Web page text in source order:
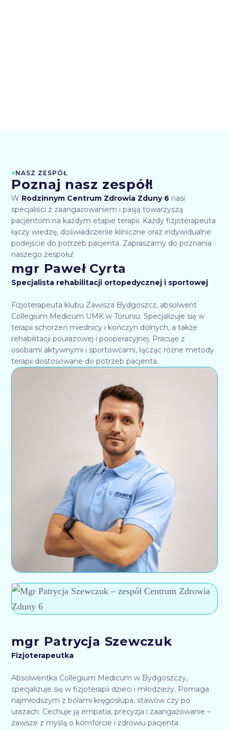
+NASZ ZESPÓŁ
Poznaj nasz zespół!
W Rodzinnym Centrum Zdrowia Zduny 6 nasi
specjaliści z zaangażowaniem i pasją towarzyszą
pacjentom na każdym etapie terapii. Każdy fizjoterapeuta
łączy wiedzę, doświadczenie kliniczne oraz indywidualne
podejście do potrzeb pacjenta. Zapraszamy do poznania
naszego zespołu!
mgr Paweł Cyrta
Specjalista rehabilitacji ortopedycznej i sportowej
Fizjoterapeuta klubu Zawisza Bydgoszcz, absolwent
Collegium Medicum UMK w Toruniu. Specjalizuje się w
terapii schorzeń miednicy i kończyn dolnych, a także
rehabilitacji pourazowej i pooperacyjnej. Pracuje z
osobami aktywnymi i sportowcami, łącząc różne metody
terapii dostosowane do potrzeb pacjenta.
mgr Patrycja Szewczuk
Fizjoterapeutka
Absolwentka Collegium Medicum w Bydgoszczy,
specjalizuje się w fizjoterapii dzieci i młodzieży. Pomaga
najmłodszym z bólami kręgosłupa, stawów czy po
urazach. Cechuje ją empatia, precyzja i zaangażowanie –
zawsze z myślą o komforcie i zdrowiu pacjenta.